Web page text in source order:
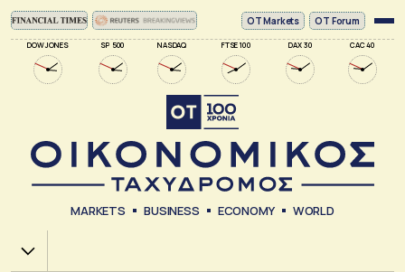
DOW JONES SP 500 NASDAQ FTSE 100 DAX 30 CAC 40
ΟΤ Markets OT Forum
MARKETS BUSINESS ECONOMY WORLD
Χ.Α.